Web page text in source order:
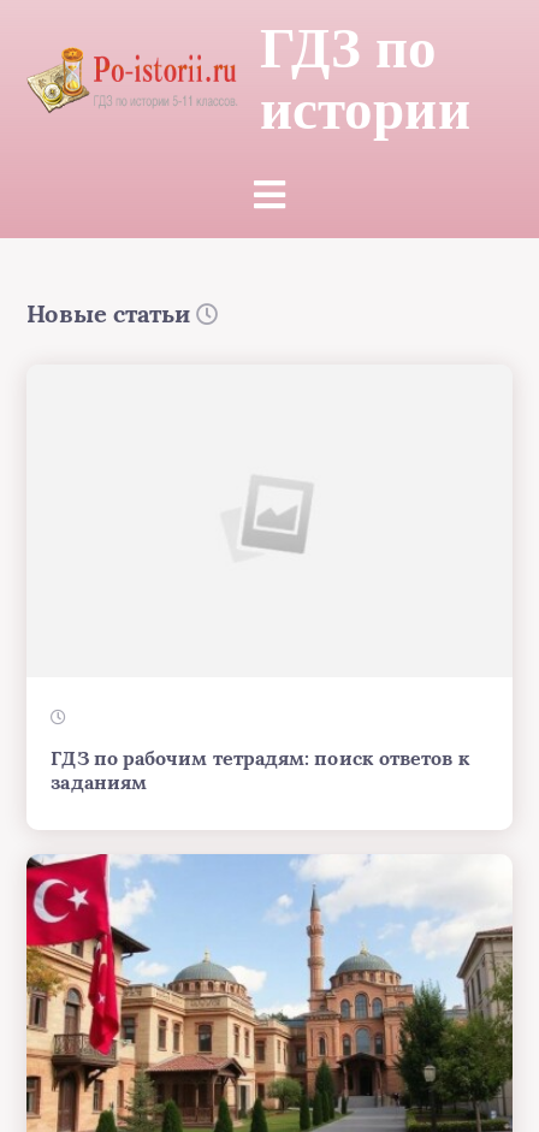
ГДЗ по
истории
Новые статьи
ГДЗ по рабочим тетрадям: поиск ответов к
заданиям